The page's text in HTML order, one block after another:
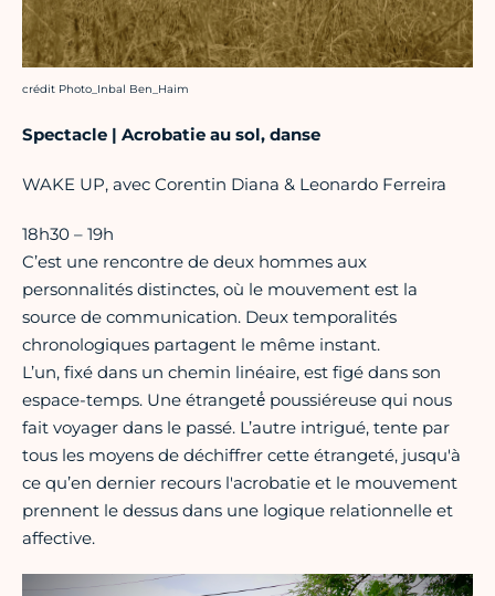
Crédit photo :
crédit Photo_Inbal Ben_Haim
Spectacle | Acrobatie au sol, danse
WAKE UP, avec Corentin Diana & Leonardo Ferreira
18h30 – 19h
C’est une rencontre de deux hommes aux
personnalités distinctes, où le mouvement est la
source de communication. Deux temporalités
chronologiques partagent le même instant.
L’un, fixé dans un chemin linéaire, est figé dans son
espace-temps. Une étrangeté́ poussiéreuse qui nous
fait voyager dans le passé. L’autre intrigué, tente par
tous les moyens de déchiffrer cette étrangeté, jusqu'à
ce qu’en dernier recours l'acrobatie et le mouvement
prennent le dessus dans une logique relationnelle et
affective.